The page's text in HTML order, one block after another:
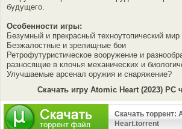
будущего.
Особенности игры:
Безумный и прекрасный техноутопический мир
Безжалостные и зрелищные бои
Ретрофутуристическое вооружение и
разносящие в клочья механических и
Улучшаемые арсенал оружия и снаряжение?
Скачать игру Atomic Heart (2023) PC
Скачать торрент:
Heart.torrent